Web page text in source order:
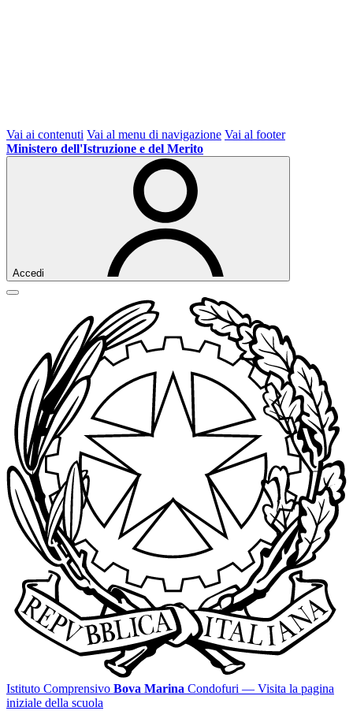
Vai ai contenuti Vai al menu di navigazione Vai al footer
Ministero dell'Istruzione e del Merito
Accedi
Istituto Comprensivo Bova Marina Condofuri — Visita la pagina
iniziale della scuola